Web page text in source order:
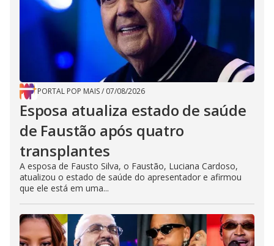
PORTAL POP MAIS/ 07/08/2026
Esposa atualiza estado de saúde
de Faustão após quatro
transplantes
A esposa de Fausto Silva, o Faustão, Luciana Cardoso,
atualizou o estado de saúde do apresentador e afirmou
que ele está em uma...